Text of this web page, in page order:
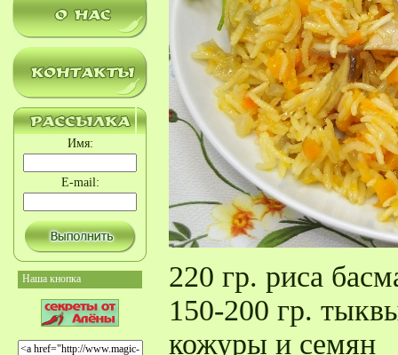
Имя:
E-mail:
Наша кнопка
220 гр. риса
150-200 гр.
кожуры и семян